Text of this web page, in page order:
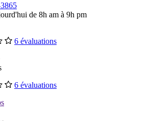
de 8h am à 9h pm
6 évaluations
6 évaluations